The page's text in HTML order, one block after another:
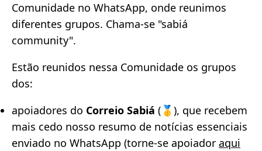
Comunidade no WhatsApp, onde reunimos
diferentes grupos. Chama-se "sabiá
community".
Estão reunidos nessa Comunidade os grupos
dos:
apoiadores do Correio Sabiá (🥇), que recebem
mais cedo nosso resumo de notícias essenciais
enviado no WhatsApp (torne-se apoiador aqui